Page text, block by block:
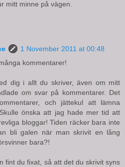
mitt minne på vägen.
1 November 2011 at 00:48
kommentarer!
dig i allt du skriver, även om mitt
om svar på kommentarer. Det
och jättekul att lämna
önska att jag hade mer tid att
bloggar! Tiden räcker bara inte
bli galen när man skrivit en lång
bara?!
fint du fixat, så att det du skrivit syns